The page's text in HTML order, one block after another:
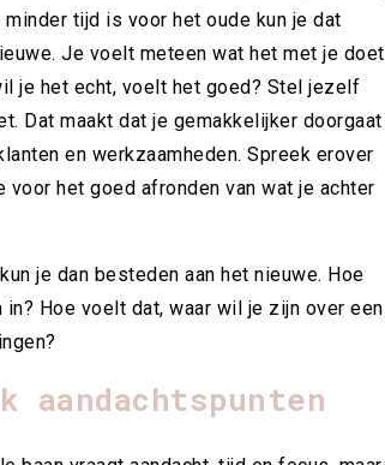
tijd is voor het oude kun je dat
Je voelt meteen wat het met je doet
je het echt, voelt het goed? Stel jezelf
Dat maakt dat je gemakkelijker doorgaat
en werkzaamheden. Spreek erover
het goed afronden van wat je achter
je dan besteden aan het nieuwe. Hoe
Hoe voelt dat, waar wil je zijn over een